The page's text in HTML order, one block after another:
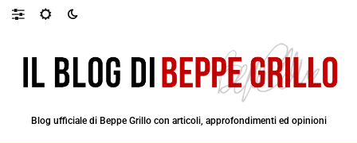
Blog ufficiale di Beppe Grillo con articoli, approfondimenti ed opinioni